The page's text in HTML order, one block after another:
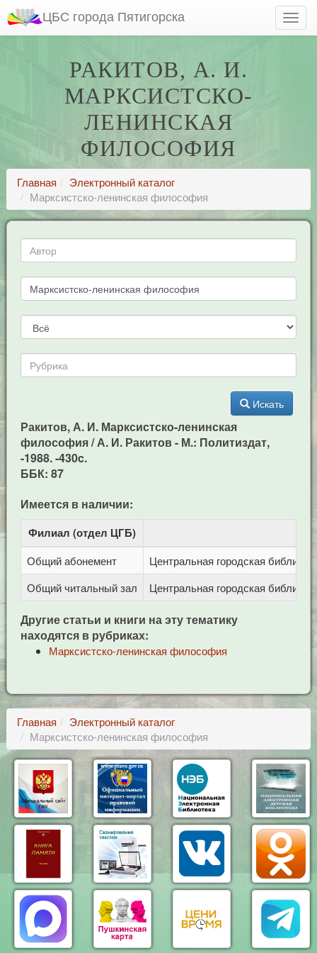
ЦБС города Пятигорска
РАКИТОВ, А. И.
МАРКСИСТСКО-
ЛЕНИНСКАЯ
ФИЛОСОФИЯ
Главная
Электронный каталог
Марксистско-ленинская философия
Искать
Ракитов, А. И. Марксистско-ленинская
философия / А. И. Ракитов - М.: Политиздат,
-1988. -430c.
ББК: 87
Имеется в наличии:
Филиал (отдел ЦГБ)
Общий абонемент
Центральная городская
Общий читальный зал
Центральная городская
Другие статьи и книги на эту тематику
находятся в рубриках:
Марксистско-ленинская философия
Главная
Электронный каталог
Марксистско-ленинская философия